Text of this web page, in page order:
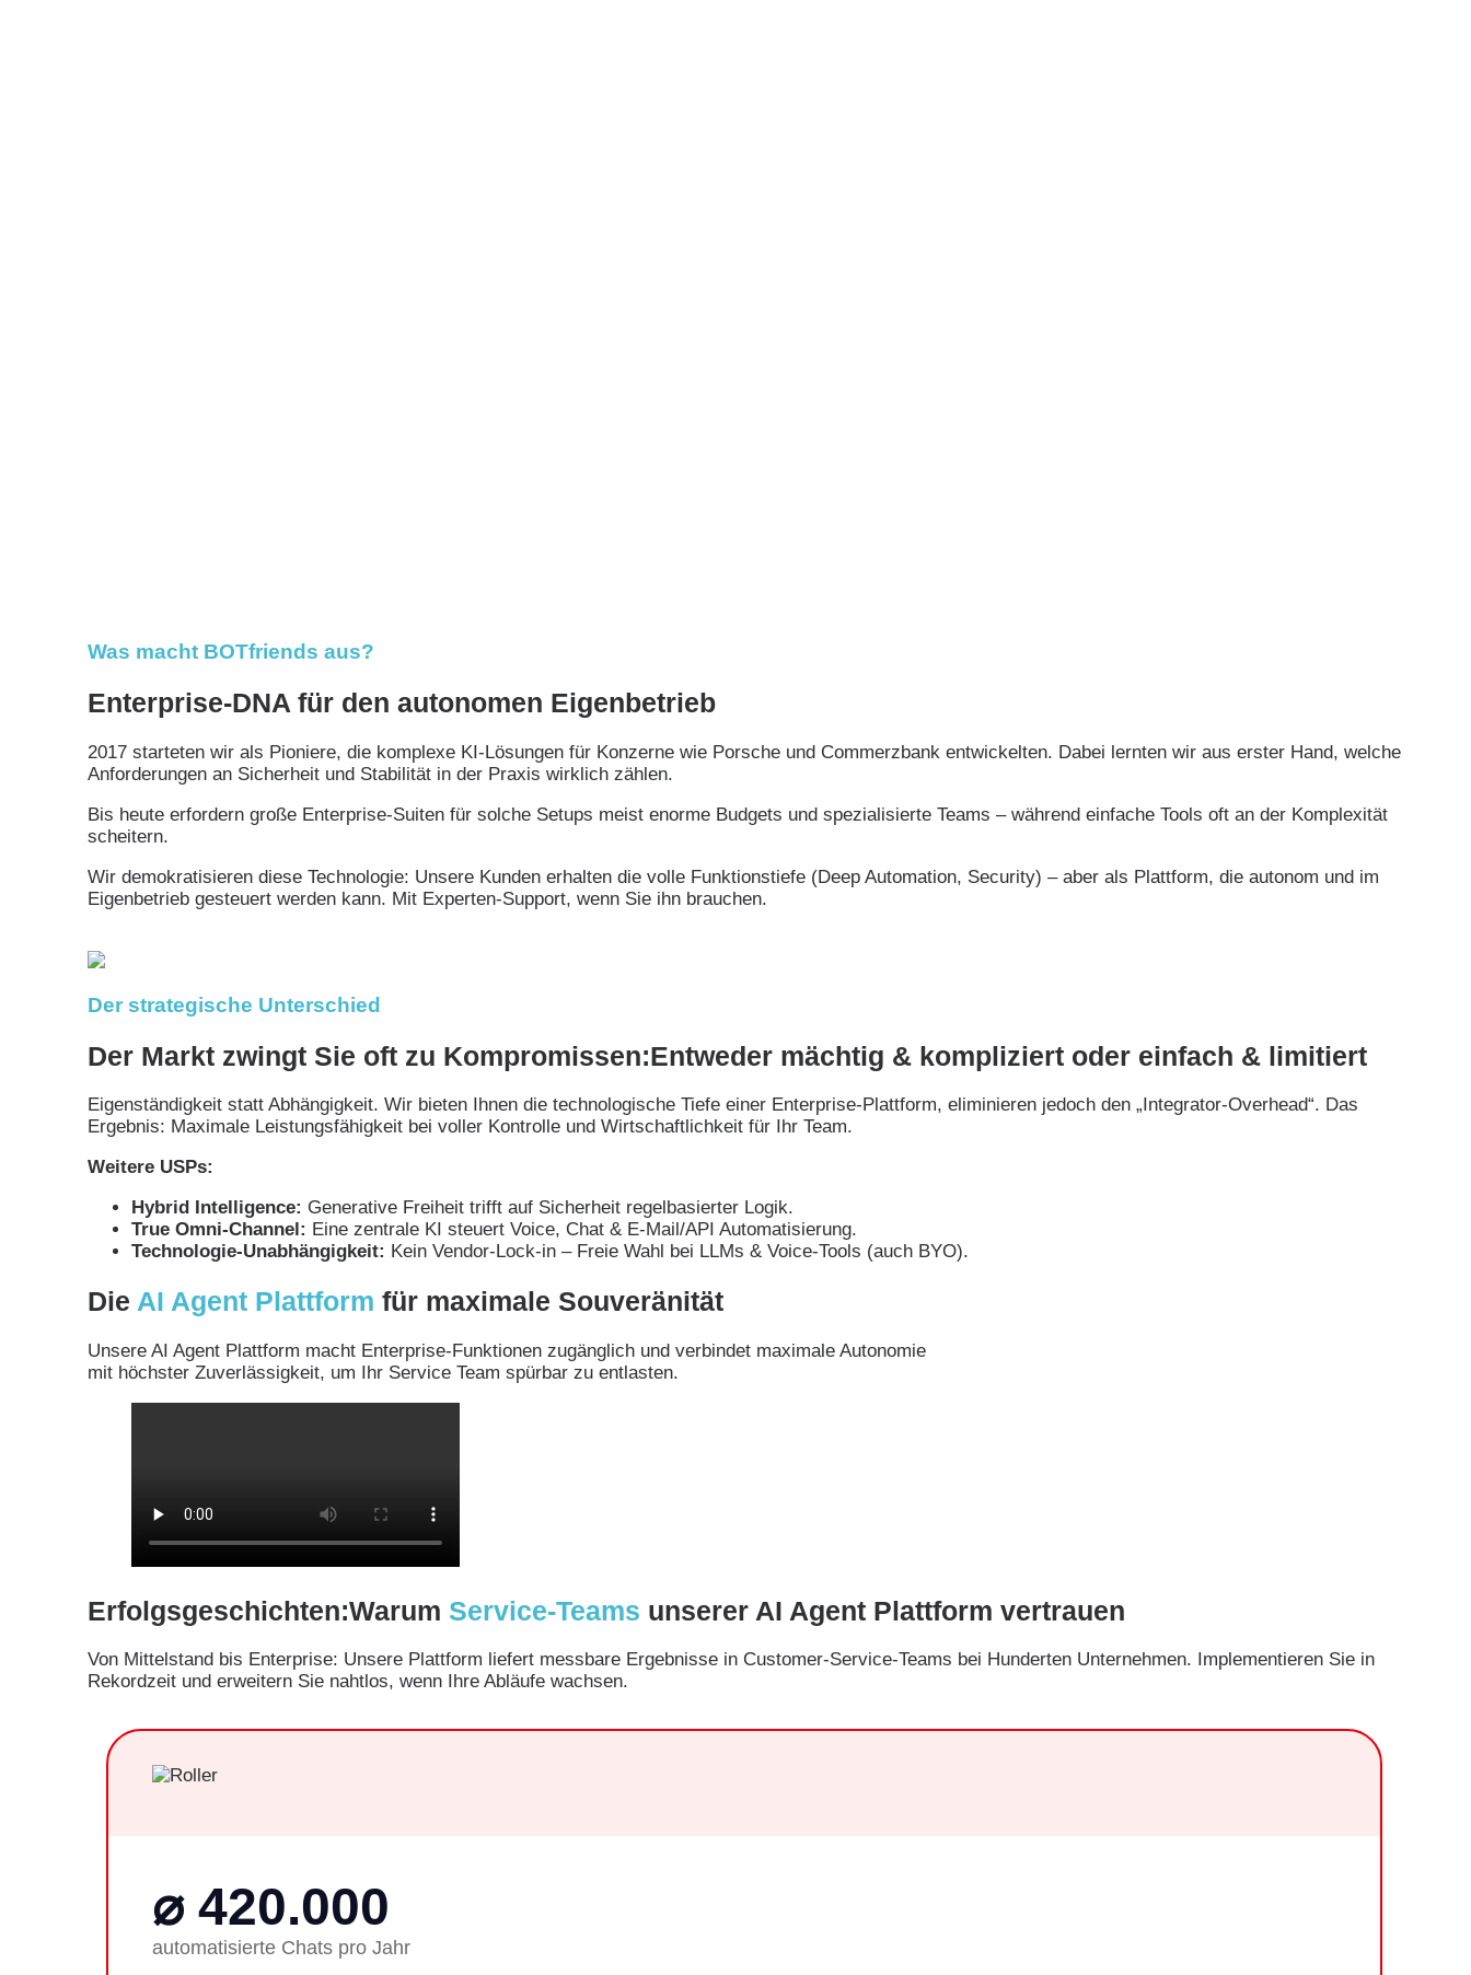
Was macht BOTfriends aus?
Enterprise-DNA für den autonomen Eigenbetrieb
2017 starteten wir als Pioniere, die komplexe KI-Lösungen für Konzerne wie Porsche und Commerzbank entwickelten. Dabei lernten wir aus erster Hand, welche
Anforderungen an Sicherheit und Stabilität in der Praxis wirklich zählen.
Bis heute erfordern große Enterprise-Suiten für solche Setups meist enorme Budgets und spezialisierte Teams – während einfache Tools oft an der Komplexität
scheitern.
Wir demokratisieren diese Technologie: Unsere Kunden erhalten die volle Funktionstiefe (Deep Automation, Security) – aber als Plattform, die autonom und im
Eigenbetrieb gesteuert werden kann. Mit Experten-Support, wenn Sie ihn brauchen.
Der strategische Unterschied
Der Markt zwingt Sie oft zu Kompromissen:Entweder mächtig & kompliziert oder einfach & limitiert
Eigenständigkeit statt Abhängigkeit. Wir bieten Ihnen die technologische Tiefe einer Enterprise-Plattform, eliminieren jedoch den „Integrator-Overhead“. Das
Ergebnis: Maximale Leistungsfähigkeit bei voller Kontrolle und Wirtschaftlichkeit für Ihr Team.
Weitere USPs:
Hybrid Intelligence: Generative Freiheit trifft auf Sicherheit regelbasierter Logik.
True Omni-Channel: Eine zentrale KI steuert Voice, Chat & E-Mail/API Automatisierung.
Technologie-Unabhängigkeit: Kein Vendor-Lock-in – Freie Wahl bei LLMs & Voice-Tools (auch BYO).
Die AI Agent Plattform für maximale Souveränität
Unsere AI Agent Plattform macht Enterprise-Funktionen zugänglich und verbindet maximale Autonomie
mit höchster Zuverlässigkeit, um Ihr Service Team spürbar zu entlasten.
Erfolgsgeschichten:Warum Service-Teams unserer AI Agent Plattform vertrauen
Von Mittelstand bis Enterprise: Unsere Plattform liefert messbare Ergebnisse in Customer-Service-Teams bei Hunderten Unternehmen. Implementieren Sie in
Rekordzeit und erweitern Sie nahtlos, wenn Ihre Abläufe wachsen.
⌀ 420.000
automatisierte Chats pro Jahr